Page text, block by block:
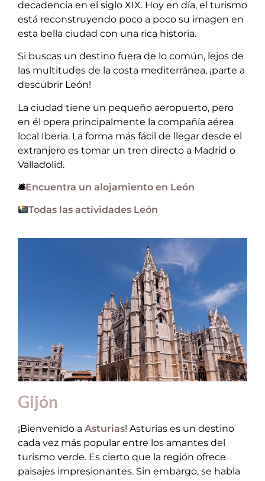
decadencia en el siglo XIX. Hoy en día, el turismo
está reconstruyendo poco a poco su imagen en
esta bella ciudad con una rica historia.
Si buscas un destino fuera de lo común, lejos de
las multitudes de la costa mediterránea, ¡parte a
descubrir León!
La ciudad tiene un pequeño aeropuerto, pero
en él opera principalmente la compañía aérea
local Iberia. La forma más fácil de llegar desde el
extranjero es tomar un tren directo a Madrid o
Valladolid.
🛎Encuentra un alojamiento en León
Todas las actividades León
Gijón
¡Bienvenido a Asturias! Asturias es un destino
cada vez más popular entre los amantes del
turismo verde. Es cierto que la región ofrece
paisajes impresionantes. Sin embargo, se habla